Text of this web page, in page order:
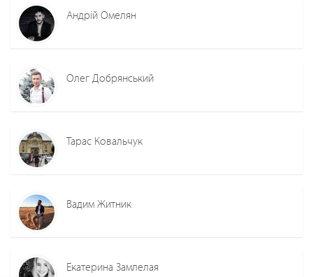
Андрій Омелян
Олег Добрянський
Тарас Ковальчук
Вадим Житник
Екатерина Замлелая